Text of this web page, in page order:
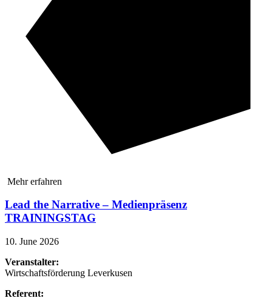
Mehr erfahren
Lead the Narrative – Medienpräsenz
TRAININGSTAG
10. June 2026
Veranstalter:
Wirtschaftsförderung Leverkusen
Referent: